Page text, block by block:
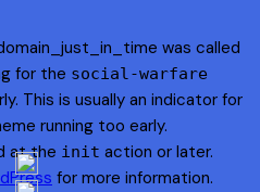
was called
for the social-warfare
This is usually an indicator for
running too early.
at the init action or later.
for more information.